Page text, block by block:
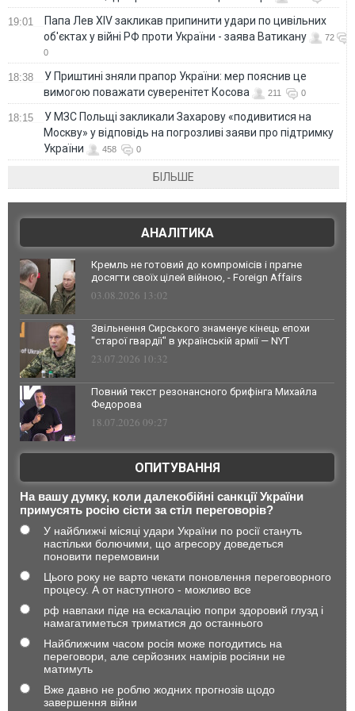
19:01
Папа Лев XIV закликав припинити удари по цивільних
об'єктах у війні РФ проти України - заява Ватикану
72
0
18:38
У Приштині зняли прапор України: мер пояснив це
вимогою поважати суверенітет Косова
211 0
18:15
У МЗС Польщі закликали Захарову «подивитися на
Москву» у відповідь на погрозливі заяви про підтримку
України
458 0
БІЛЬШЕ
АНАЛІТИКА
Кремль не готовий до компромісів і прагне
досягти своїх цілей війною, - Foreign Affairs
03.08.2026 13:02
Звільнення Сирського знаменує кінець епохи
"старої гвардії" в українській армії — NYT
23.07.2026 10:32
Повний текст резонансного брифінга Михайла
Федорова
18.07.2026 09:27
ОПИТУВАННЯ
На вашу думку, коли далекобійні санкції України
примусять росію сісти за стіл переговорів?
У найближчі місяці удари України по росії стануть
настільки болючими, що агресору доведеться
поновити перемовини
Цього року не варто чекати поновлення переговорного
процесу. А от наступного - можливо все
рф навпаки піде на ескалацію попри здоровий глузд і
намагатиметься триматися до останнього
Найближчим часом росія може погодитись на
переговори, але серйозних намірів росіяни не
матимуть
Вже давно не роблю жодних прогнозів щодо
завершення війни